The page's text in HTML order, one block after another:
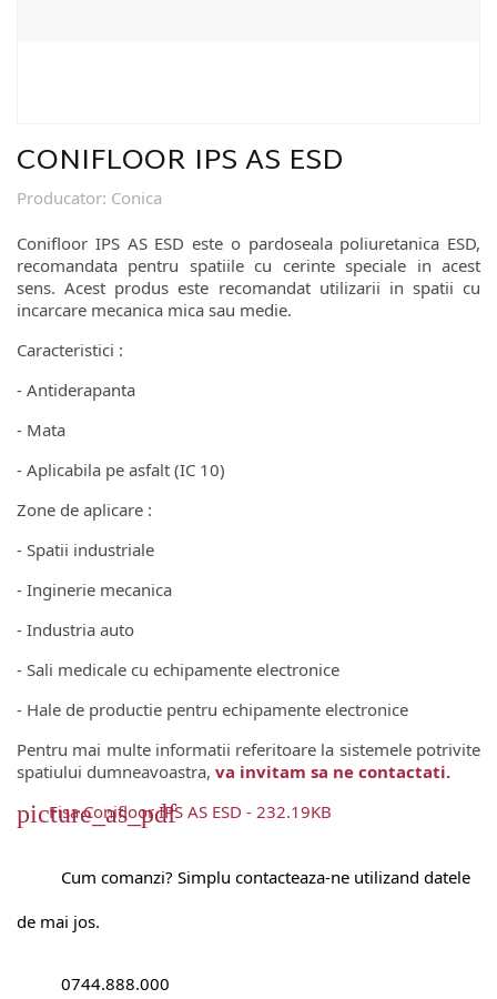
CONIFLOOR IPS AS ESD
Producator: Conica
Conifloor IPS AS ESD este o pardoseala poliuretanica ESD,
recomandata pentru spatiile cu cerinte speciale in acest
sens. Acest produs este recomandat utilizarii in spatii cu
incarcare mecanica mica sau medie.
Caracteristici :
- Antiderapanta
- Mata
- Aplicabila pe asfalt (IC 10)
Zone de aplicare :
- Spatii industriale
- Inginerie mecanica
- Industria auto
- Sali medicale cu echipamente electronice
- Hale de productie pentru echipamente electronice
Pentru mai multe informatii referitoare la sistemele potrivite
spatiului dumneavoastra, va invitam sa ne contactati.
picture_as_pdf
Fisa Conifloor IPS AS ESD - 232.19KB
Cum comanzi? Simplu contacteaza-ne utilizand datele
de mai jos.
0744.888.000